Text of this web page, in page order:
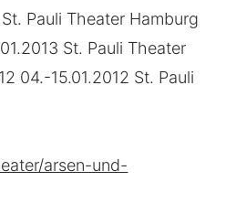
Pauli Theater Hamburg
St. Pauli Theater
04.-15.01.2012 St. Pauli
arsen-und-